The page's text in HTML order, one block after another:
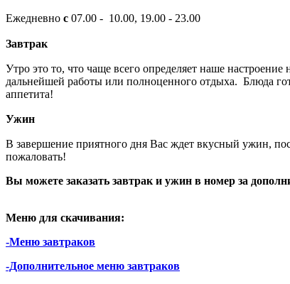
Ежедневно с 07.00 - 10.00, 19.00 - 23.00
Завтрак
Утро это то, что чаще всего определяет наше
дальнейшей работы или полноценного отдыха. Блюда
аппетита!
Ужин
В завершение приятного дня Вас ждет вкусный ужин,
пожаловать!
Вы можете заказать завтрак и ужин в номер за
Меню для скачивания:
-Меню завтраков
-Дополнительное меню завтраков